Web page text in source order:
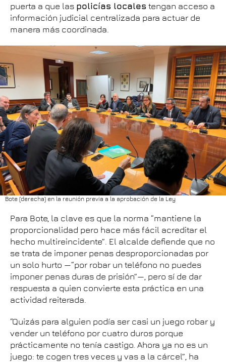
puerta a que las policías locales tengan acceso a
información judicial centralizada para actuar de
manera más coordinada.
Bote (derecha) en la reunión previa a la aprobación de la Ley
Para Bote, la clave es que la norma “mantiene la
proporcionalidad pero hace más fácil acreditar el
hecho multireincidente”. El alcalde defiende que no
se trata de imponer penas desproporcionadas por
un solo hurto —“por robar un teléfono no puedes
imponer penas duras de prisión”—, pero sí de dar
respuesta a quien convierte esta práctica en una
actividad reiterada.
“Quizás para alguien podía ser casi un juego robar y
vender un teléfono por cuatro duros porque
prácticamente no tenía castigo. Ahora ya no es un
juego: te cogen tres veces y vas a la cárcel”, ha